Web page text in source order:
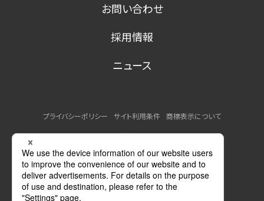
お問い合わせ
採用情報
ニュース
プライバシーポリシー サイト利用条件
商標表示について
MSDSの提供について